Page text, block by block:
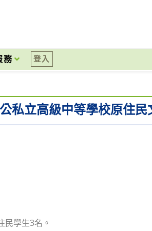
務 登入
私立高級中等學校原住民
民學生3名。